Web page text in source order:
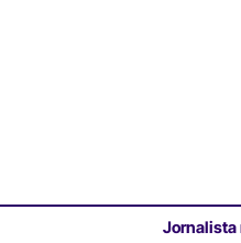
Jornalista